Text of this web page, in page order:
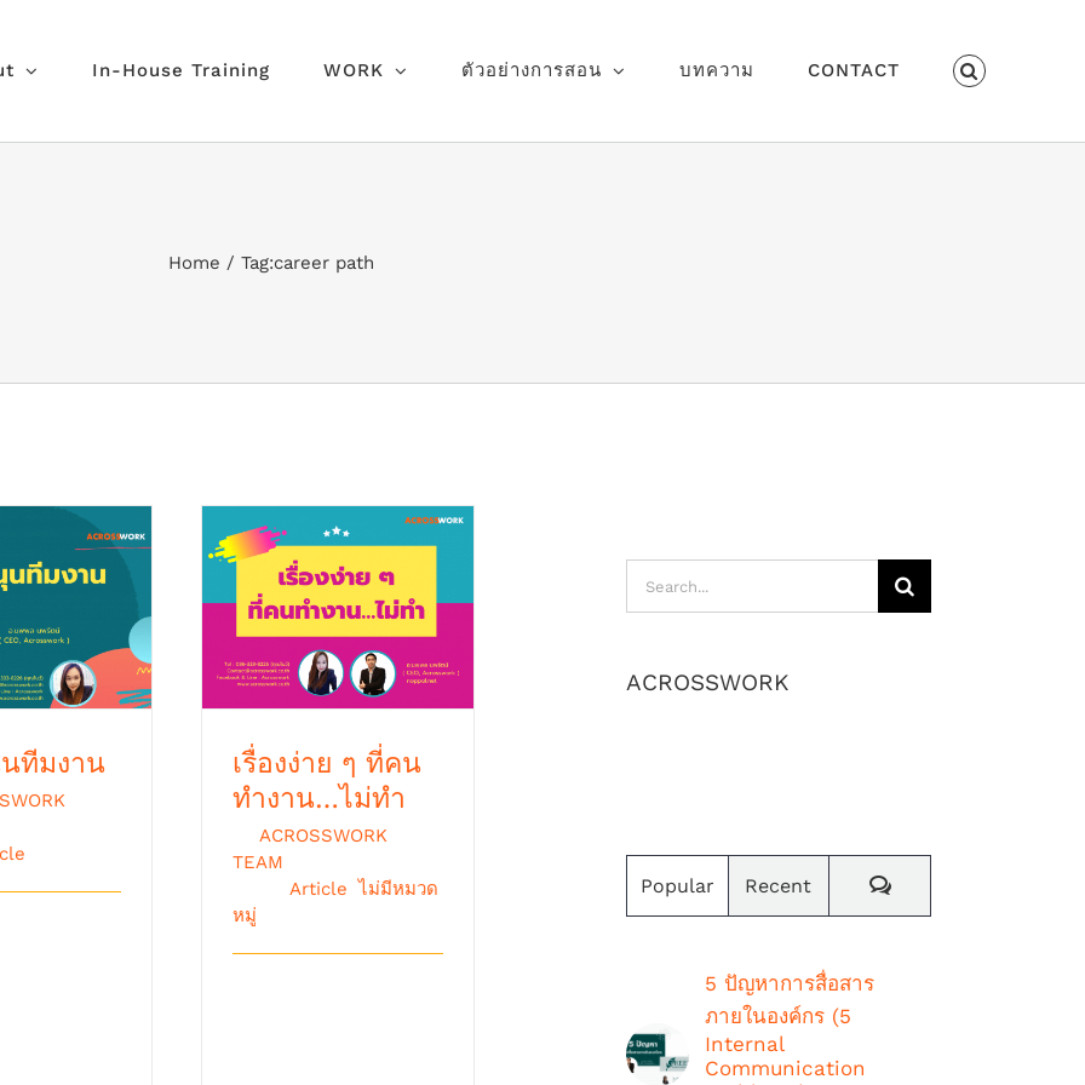
In-House Training WORK ตัวอย่างการสอน บทความ CONTACT
Home Tag:career path
นทีมงาน
ทีมงาน
เรื่องง่าย ๆ ที่คนทำงาน…
ไม่ทำ
เรื่องง่าย ๆ ที่คน
ทำงาน…ไม่ทำ
ACROSSWORK
TEAM
Article ไม่มีหมวด
หมู่
Search
for:
ACROSSWORK
Popular Recent Comments
5 ปัญหาการสื่อสาร
ภายในองค์กร (5
Internal
Communication